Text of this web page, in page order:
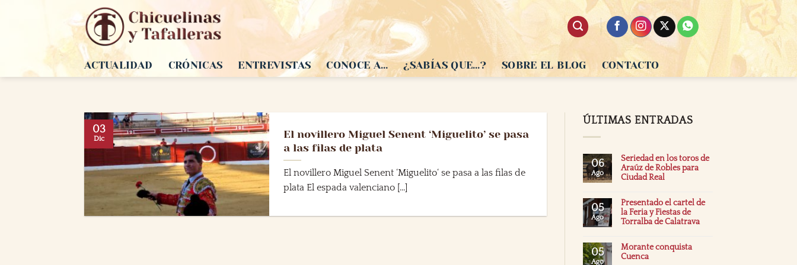
ACTUALIDAD
CRÓNICAS ENTREVISTAS CONOCE A… ¿SABÍAS QUE…? SOBRE EL BLOG CONTACTO
El novillero Miguel Senent ‘Miguelito’ se pasa
a las filas de plata
El novillero Miguel Senent ‘Miguelito‘ se pasa a las filas de
plata El espada valenciano [...]
03
Dic
ÚLTIMAS ENTRADAS
06
Ago
Seriedad en los toros de
Araúz de Robles para
Ciudad Real
05
Ago
Presentado el cartel de
la Feria y Fiestas de
Torralba de Calatrava
05
Ago
Morante conquista
Cuenca